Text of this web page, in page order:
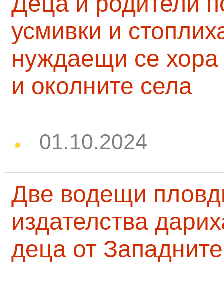
усмивки и
нуждаещи се
и околните села
01.10.2024
Две водещи
издателства
деца от